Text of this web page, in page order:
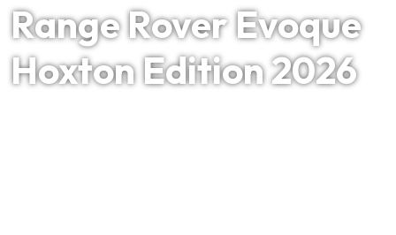
Range Rover Evoque
Hoxton Edition 2026